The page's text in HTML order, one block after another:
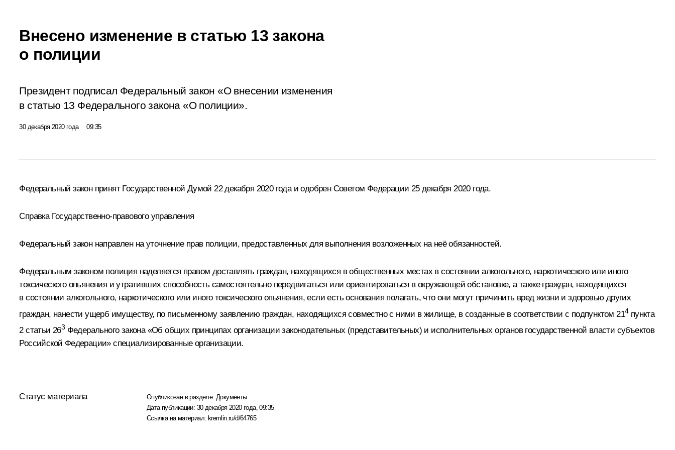
Внесено изменение в статью 13 закона
о полиции
Президент подписал Федеральный закон «О внесении изменения
в статью 13 Федерального закона «О полиции».
30 декабря 2020 года 09:35
Федеральный закон принят Государственной Думой 22 декабря 2020 года и одобрен Советом Федерации 25 декабря 2020 года.
Справка Государственно-правового управления
Федеральный закон направлен на уточнение прав полиции, предоставленных для выполнения возложенных на неё обязанностей.
Федеральным законом полиция наделяется правом доставлять граждан, находящихся в общественных местах в состоянии алкогольного, наркотического или иного
токсического опьянения и утративших способность самостоятельно передвигаться или ориентироваться в окружающей обстановке, а также граждан, находящихся
в состоянии алкогольного, наркотического или иного токсического опьянения, если есть основания полагать, что они могут причинить вред жизни и здоровью других
граждан, нанести ущерб имуществу, по письменному заявлению граждан, находящихся совместно с ними в жилище, в созданные в соответствии с подпунктом 214пункта
2 статьи 263 Федерального закона «Об общих принципах организации законодательных (представительных) и исполнительных органов государственной власти субъектов
Российской Федерации» специализированные организации.
Статус материала Опубликован в разделе: Документы
Дата публикации: 30 декабря 2020 года, 09:35
Ссылка на материал: kremlin.ru/d/64765